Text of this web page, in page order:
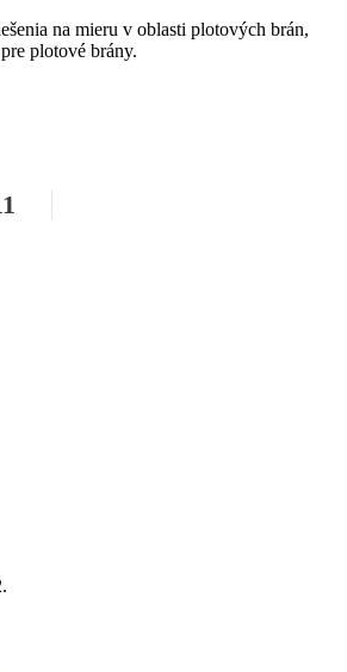
na mieru v oblasti plotových brán,
plotové brány.